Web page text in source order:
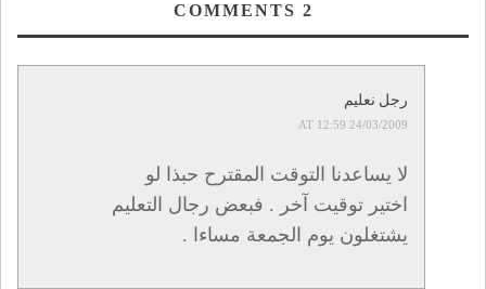
2
رجل نعليم
24/03/2009 AT 12:59
لا يساعدنا التوقت المقترح حبذا لو
اختير توقيت آخر . فبعض رجال التعليم
يشتغلون يوم الجمعة مساءا .